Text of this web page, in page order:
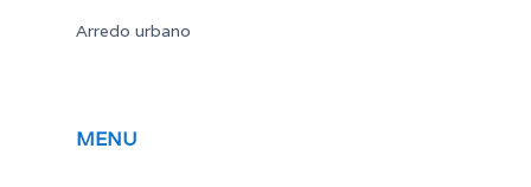
Arredo urbano
MENU